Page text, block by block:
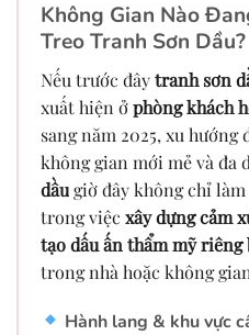
Không Gian Nào
Treo Tranh Sơn Dầu?
Nếu trước đâytranh sơn
xuất hiện ởphòng khách
sang năm 2025, xu
không gian mới mẻ và đa
dầugiờ đây không chỉ
trong việc xây dựng cảm
tạo dấu ấn thẩm mỹ riêng
trong nhà hoặc không
Hành lang & khu vực